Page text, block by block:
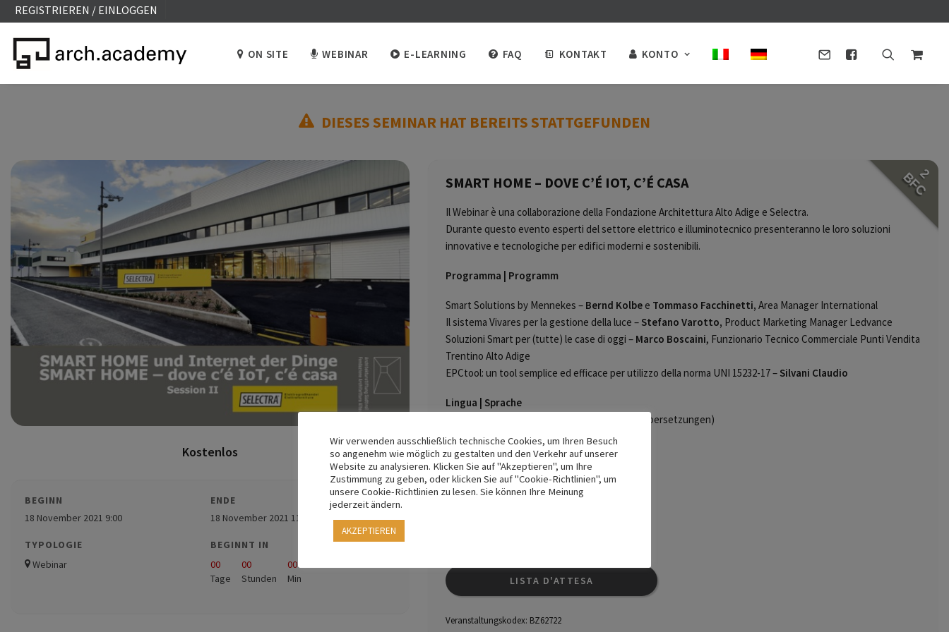
REGISTRIEREN / EINLOGGEN
ON SITE WEBINAR E-LEARNING FAQ KONTAKT KONTO
DIESES SEMINAR HAT BEREITS STATTGEFUNDEN
2
BFC
Kostenlos
BEGINN
18 November 2021 9:00
ENDE
18 November 2021 11:00
TYPOLOGIE
Webinar
BEGINNT IN
00
Tage
00
Stunden
00
Min
SMART HOME – DOVE C’É IOT, C’É CASA
Il Webinar è una collaborazione della Fondazione Architettura Alto Adige e Selectra.
Durante questo evento esperti del settore elettrico e illuminotecnico presenteranno le loro soluzioni
innovative e tecnologiche per edifici moderni e sostenibili.
Programma | Programm
Smart Solutions by Mennekes – Bernd Kolbe e Tommaso Facchinetti,Area Manager International
Il sistema Vivares per la gestione della luce – Stefano Varotto, Product Marketing Manager Ledvance
Soluzioni Smart per (tutte) le case di oggi – Marco Boscaini, Funzionario Tecnico Commerciale Punti Vendita
Trentino Alto Adige
EPCtool: un tool semplice ed efficace per utilizzo della norma UNI 15232-17 – Silvani Claudio
Lingua | Sprache
Italiano (senza traduzioni) | Italienisch (ohne Übersetzungen)
Fondazione Architettura Alto Adige
fondazione@arch.bz.it
0471 301751
LISTA D'ATTESA
Veranstaltungskodex: BZ62722
Wir verwenden ausschließlich technische Cookies, um Ihren Besuch
so angenehm wie möglich zu gestalten und den Verkehr auf unserer
Website zu analysieren. Klicken Sie auf "Akzeptieren", um Ihre
Zustimmung zu geben, oder klicken Sie auf "Cookie-Richtlinien", um
unsere Cookie-Richtlinien zu lesen. Sie können Ihre Meinung
jederzeit ändern.
AKZEPTIEREN